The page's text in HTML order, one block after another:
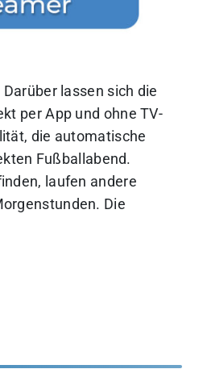
lassen sich die
per App und ohne TV-
die automatische
Fußballabend.
laufen andere
Die